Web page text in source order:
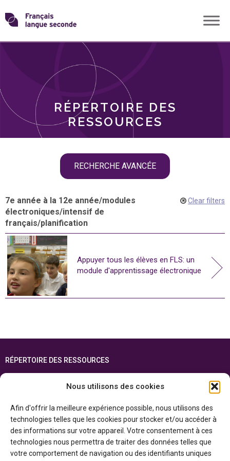
Nous utilisons des cookies
Afin d'offrir la meilleure expérience possible, nous utilisons des
technologies telles que les cookies pour stocker et/ou accéder à
des informations sur votre appareil. Votre consentement à ces
technologies nous permettra de traiter des données telles que
votre comportement de navigation ou des identifiants uniques
Skip
toTransformons
langue
RÉPERTOIRE DES
RESSOURCES
RECHERCHE AVANCÉE
THÈMES
7e année à la 12e année/modules
électroniques/intensif de
français/planification
Clear filters
Appuyer tous les élèves en FLS: un
module d'apprentissage électronique
RÉPERTOIRE DES RESSOURCES
ENGLISH
Cette ressource est réalisée grâce au soutien financier du gouvernement de
l’Ontario et du gouvernement duCanada par l’entremise du ministère du
Patrimoine canadien